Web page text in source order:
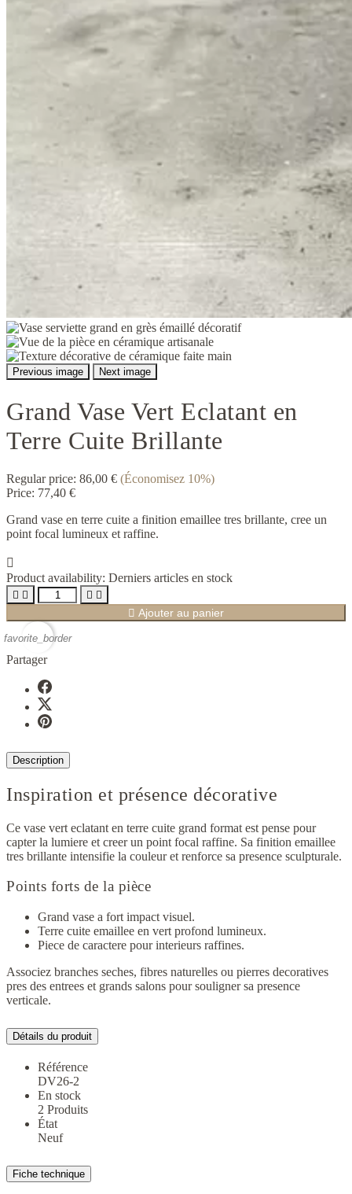
Previous image Next image
Grand Vase Vert Eclatant en
Terre Cuite Brillante
Regular price: 86,00 € (Économisez 10%)
Price: 77,40 €
Grand vase en terre cuite a finition emaillee tres brillante, cree un
point focal lumineux et raffine.

Product availability: Derniers articles en stock
   
 Ajouter au panier
favorite_border
Partager
Description
Inspiration et présence décorative
Ce vase vert eclatant en terre cuite grand format est pense pour
capter la lumiere et creer un point focal raffine. Sa finition emaillee
tres brillante intensifie la couleur et renforce sa presence sculpturale.
Points forts de la pièce
Grand vase a fort impact visuel.
Terre cuite emaillee en vert profond lumineux.
Piece de caractere pour interieurs raffines.
Associez branches seches, fibres naturelles ou pierres decoratives
pres des entrees et grands salons pour souligner sa presence
verticale.
Détails du produit
Référence
DV26-2
En stock
2 Produits
État
Neuf
Fiche technique